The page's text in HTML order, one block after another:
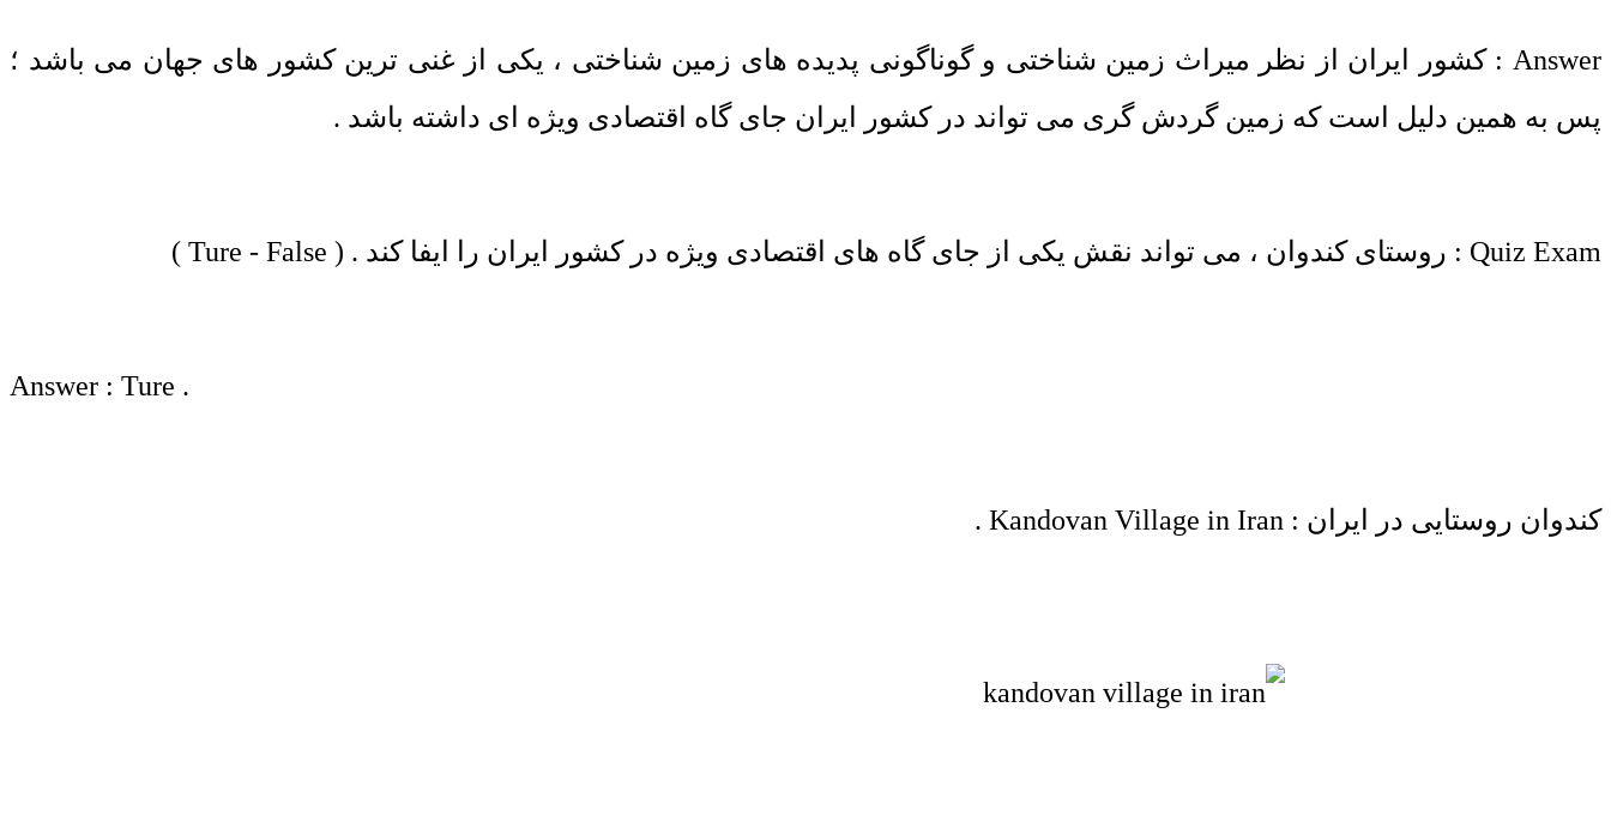
Answer : کشور ایران از نظر میراث زمین شناختی و گوناگونی پدیده های زمین شناختی ، یکی از غنی ترین کشور های جهان می باشد ؛
پس به همین دلیل است که زمین گردش گری می تواند در کشور ایران جای گاه اقتصادی ویژه ای داشته باشد .
Quiz Exam : روستای کندوان ، می تواند نقش یکی از جای گاه های اقتصادی ویژه در کشور ایران را ایفا کند . ( Ture - False )
Answer : Ture .
کندوان روستایی در ایران : Kandovan Village in Iran .